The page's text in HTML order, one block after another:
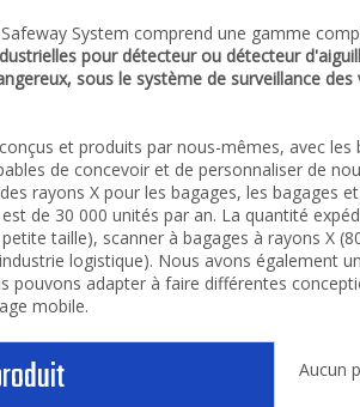
System comprend une gamme
pour détecteur ou détecteur
sous le système de surveillance
et produits par nous-mêmes, avec
de concevoir et de personnaliser de
rayons X pour les bagages, les bagages
de 30 000 unités par an. La quantité
taille), scanner à bagages à rayons X
logistique). Nous avons également
pouvons adapter à faire différentes
mobile.
Aucun